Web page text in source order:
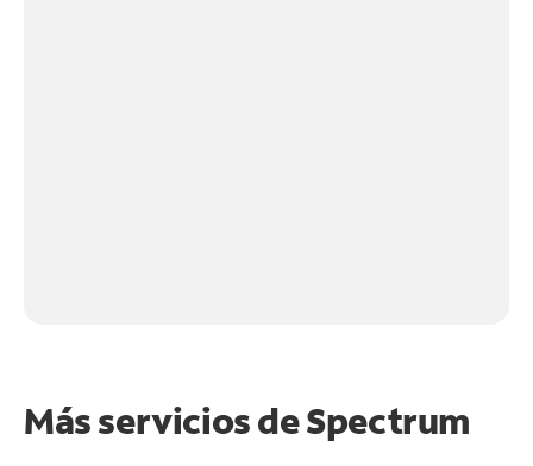
Más servicios de Spectrum